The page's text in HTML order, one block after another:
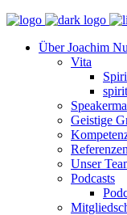
Über Joachim
Vita
Geistige
Referenzen
Unser
Podcasts